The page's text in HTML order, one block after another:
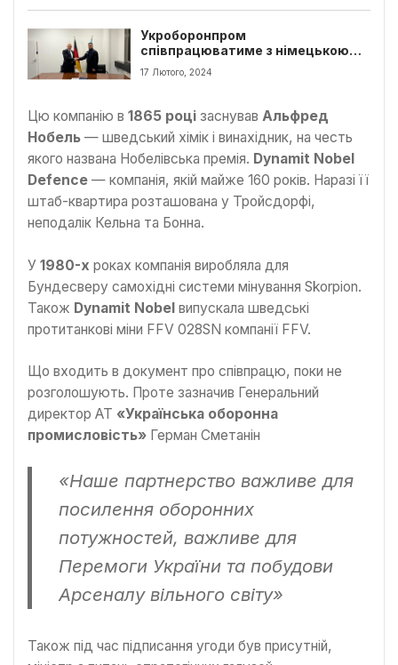
Укроборонпром
співпрацюватиме з німецькою
компанією Альфреда Нобеля
17 Лютого, 2024
Цю компанію в 1865 році заснував Альфред
Нобель — шведський хімік і винахідник, на честь
якого названа Нобелівська премія. Dynamit Nobel
Defence — компанія, якій майже 160 років. Наразі її
штаб-квартира розташована у Тройсдорфі,
неподалік Кельна та Бонна.
У 1980-х роках компанія виробляла для
Бундесверу самохідні системи мінування Skorpion.
Також Dynamit Nobel випускала шведські
протитанкові міни FFV 028SN компанії FFV.
Що входить в документ про співпрацю, поки не
розголошують. Проте зазначив Генеральний
директор АТ «Українська оборонна
промисловість» Герман Сметанін
«Наше партнерство важливе для
посилення оборонних
потужностей, важливе для
Перемоги України та побудови
Арсеналу вільного світу»
Також під час підписання угоди був присутній,